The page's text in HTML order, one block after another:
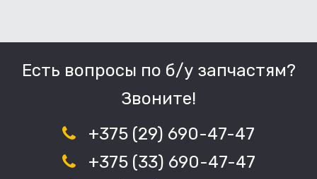
Есть вопросы по б/у запчастям?
Звоните!
+375 (29) 690-47-47
+375 (33) 690-47-47